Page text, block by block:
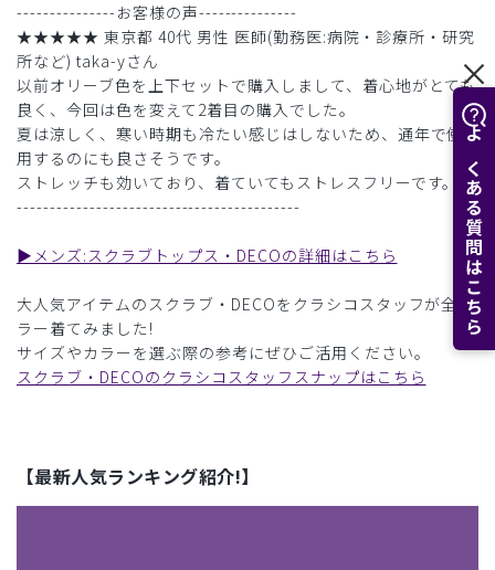
よくある質問はこちら
---------------お客様の声---------------
★★★★★ 東京都 40代 男性 医師(勤務医:病院・診療所・研究
所など) taka-yさん
以前オリーブ色を上下セットで購入しまして、着心地がとても
良く、今回は色を変えて2着目の購入でした。
夏は涼しく、寒い時期も冷たい感じはしないため、通年で使
用するのにも良さそうです。
ストレッチも効いており、着ていてもストレスフリーです。
-------------------------------------------
▶︎メンズ:スクラブトップス・DECOの詳細はこちら
大人気アイテムのスクラブ・DECOをクラシコスタッフが全カ
ラー着てみました!
サイズやカラーを選ぶ際の参考にぜひご活用ください。
スクラブ・DECOのクラシコスタッフスナップはこちら
【最新人気ランキング紹介!】